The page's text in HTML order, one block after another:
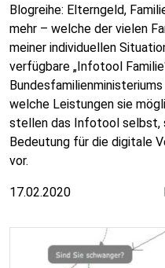
Blogreihe: Elterngeld,
mehr – welche der vielen
meiner individuellen
verfügbare „Infotool
welche Leistungen sie
stellen das Infotool selbst,
Bedeutung für die digitale
vor.
17.02.2020